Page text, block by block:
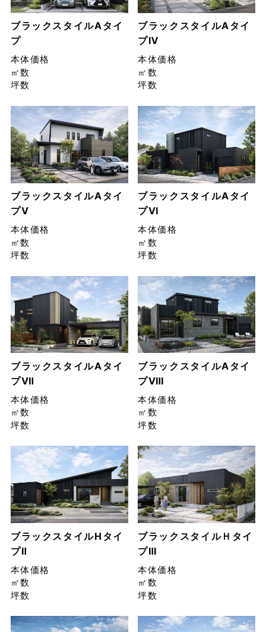
ブラックスタイルAタイ
プ
本体価格
㎡数
坪数
ブラックスタイルAタイ
プⅣ
本体価格
㎡数
坪数
ブラックスタイルAタイ
プⅤ
本体価格
㎡数
坪数
ブラックスタイルAタイ
プⅥ
本体価格
㎡数
坪数
ブラックスタイルAタイ
プⅦ
本体価格
㎡数
坪数
ブラックスタイルAタイ
プⅧ
本体価格
㎡数
坪数
ブラックスタイルHタイ
プⅡ
本体価格
㎡数
坪数
ブラックスタイルＨタイ
プⅢ
本体価格
㎡数
坪数